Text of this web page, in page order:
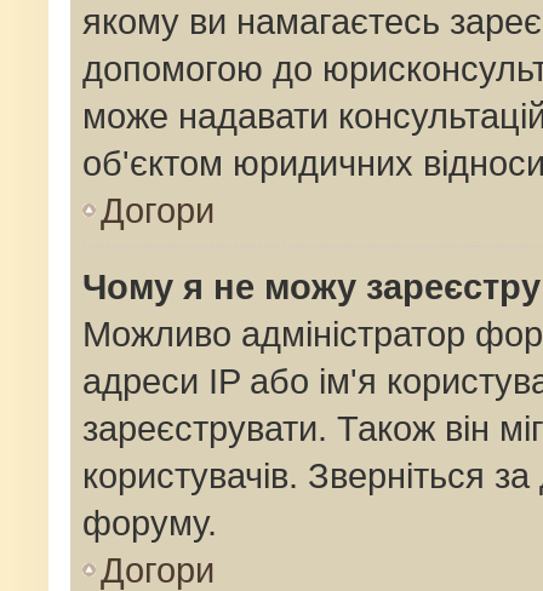
якому ви намагаєтесь
допомогою до
може надавати
об'єктом юридичних
Догори
Чому я не можу
Можливо адміністратор
адреси IP або ім'я
зареєструвати. Також він
користувачів. Зверніться
форуму.
Догори